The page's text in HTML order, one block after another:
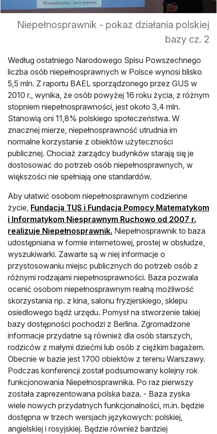
Niepełnosprawnik - pokaz działania polskiej
bazy cz. 2
Według ostatniego Narodowego Spisu Powszechnego
liczba osób niepełnosprawnych w Polsce wynosi blisko
5,5 mln. Z raportu BAEL sporządzonego przez GUS w
2010 r., wynika, że osób powyżej 16 roku życia, z różnym
stopniem niepełnosprawności, jest około 3,4 mln.
Stanowią oni 11,8% polskiego społeczeństwa. W
znacznej mierze, niepełnosprawność utrudnia im
normalne korzystanie z obiektów użyteczności
publicznej. Chociaż zarządcy budynków starają się je
dostosować do potrzeb osób niepełnosprawnych, w
większości nie spełniają one standardów.
Aby ułatwić osobom niepełnosprawnym codzienne
życie, Fundacja TUS i Fundacja Pomocy Matematykom
i Informatykom Niesprawnym Ruchowo od 2007 r.
realizuje Niepełnosprawnik. otwiera się w nowej karcie
Niepełnosprawnik to baza
udostępniana w formie internetowej, prostej w obsłudze,
wyszukiwarki. Zawarte są w niej informacje o
przystosowaniu miejsc publicznych do potrzeb osób z
różnymi rodzajami niepełnosprawności. Baza pozwala
ocenić osobom niepełnosprawnym realną możliwość
skorzystania np. z kina, salonu fryzjerskiego, sklepu
osiedlowego bądź urzędu. Pomysł na stworzenie takiej
bazy dostępności pochodzi z Berlina. Zgromadzone
informacje przydatne są również dla osób starszych,
rodziców z małymi dziećmi lub osób z ciężkim bagażem.
Obecnie w bazie jest 1700 obiektów z terenu Warszawy.
Podczas konferencji został podsumowany kolejny rok
funkcjonowania Niepełnosprawnika. Po raz pierwszy
została zaprezentowana polska baza. - Baza zyska
wiele nowych przydatnych funkcjonalności, m.in. będzie
dostępna w trzech wersjach językowych: polskiej,
angielskiej i rosyjskiej. Będzie również bardziej